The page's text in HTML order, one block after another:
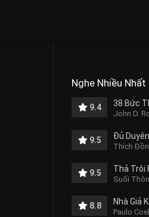
Nghe Nhiều Nhất
9.4
John D.
9.5 Đủ
Thích
9.5 Thả Trôi
Suối
8.8 Nhà Giả
Paulo